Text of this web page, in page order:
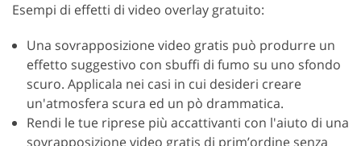
Esempi di effetti di video overlay gratuito:
Una sovrapposizione video gratis può produrre un
effetto suggestivo con sbuffi di fumo su uno sfondo
scuro. Applicala nei casi in cui desideri creare
un'atmosfera scura ed un pò drammatica.
Rendi le tue riprese più accattivanti con l'aiuto di una
sovrapposizione video gratis di prim’ordine senza